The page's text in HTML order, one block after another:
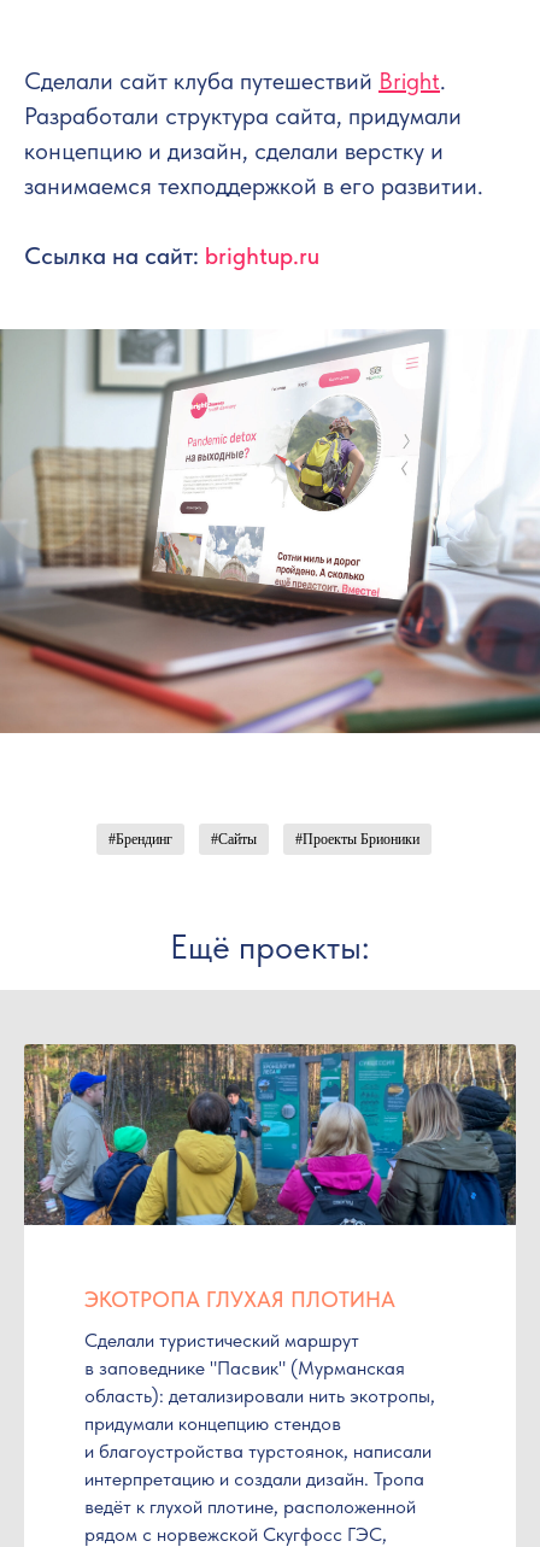
Сделали сайт клуба путешествий Bright.
Разработали структура сайта, придумали
концепцию и дизайн, сделали верстку и
занимаемся техподдержкой в его развитии.
Ссылка на сайт: brightup.ru
#Брендинг #Сайты #Проекты Брионики
Ещё проекты:
ЭКОТРОПА ГЛУХАЯ ПЛОТИНА
Сделали туристический маршрут
в заповеднике "Пасвик" (Мурманская
область): детализировали нить экотропы,
придумали концепцию стендов
и благоустройства турстоянок, написали
интерпретацию и создали дизайн. Тропа
ведёт к глухой плотине, расположенной
рядом с норвежской Скугфосс ГЭС,